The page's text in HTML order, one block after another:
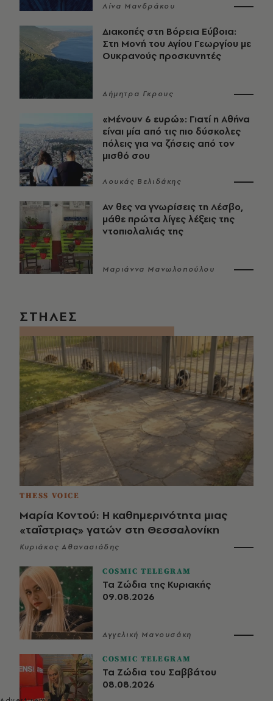
Λίνα Μανδράκου
Διακοπές στη Βόρεια Εύβοια:
Στη Μονή του Αγίου Γεωργίου με
Ουκρανούς προσκυνητές
Δήμητρα Γκρους
«Μένουν 6 ευρώ»: Γιατί η Αθήνα
είναι μία από τις πιο δύσκολες
πόλεις για να ζήσεις από τον
μισθό σου
Λουκάς Βελιδάκης
Αν θες να γνωρίσεις τη Λέσβο,
μάθε πρώτα λίγες λέξεις της
ντοπιολαλιάς της
Μαριάννα Μανωλοπούλου
ΣΤΗΛΕΣ
THESS VOICE
Μαρία Κοντού: Η καθημερινότητα μιας
«ταΐστριας» γατών στη Θεσσαλονίκη
Κυριάκος Αθανασιάδης
COSMIC TELEGRAM
Τα Ζώδια της Κυριακής
09.08.2026
Αγγελική Μανουσάκη
COSMIC TELEGRAM
Τα Ζώδια του Σαββάτου
08.08.2026